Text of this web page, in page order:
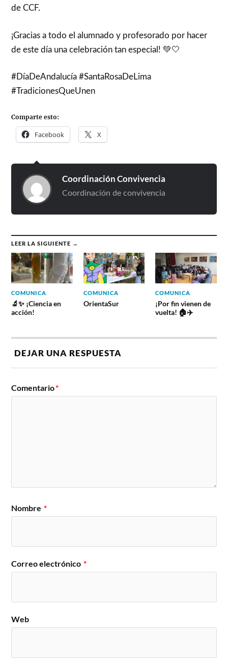
de CCF.
¡Gracias a todo el alumnado y profesorado por hacer
de este día una celebración tan especial! 💚🤍
#DíaDeAndalucía #SantaRosaDeLima
#TradicionesQueUnen
Comparte esto:
Facebook X
Coordinación Convivencia
Coordinación de convivencia
LEER LA SIGUIENTE →
COMUNICA
🔬✨ ¡Ciencia en
acción!
COMUNICA
OrientaSur
COMUNICA
¡Por fin vienen de
vuelta! 🏠✈️
DEJAR UNA RESPUESTA
Comentario*
Nombre *
Correo electrónico *
Web